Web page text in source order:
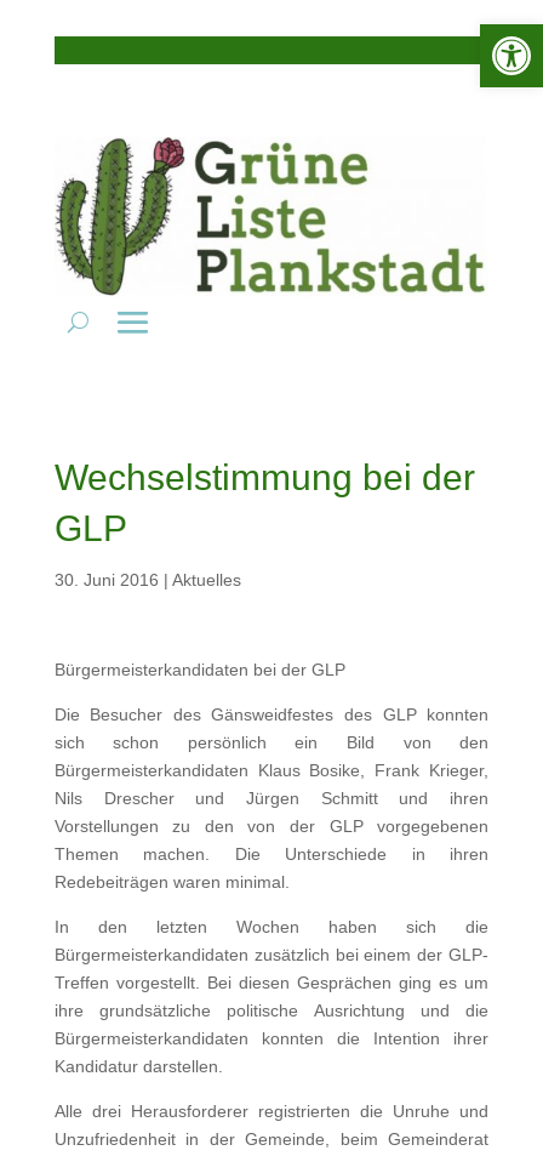
Wechselstimmung bei der
GLP
30. Juni 2016 | Aktuelles
Bürgermeisterkandidaten bei der GLP
Die Besucher des Gänsweidfestes des GLP konnten
sich schon persönlich ein Bild von den
Bürgermeisterkandidaten Klaus Bosike, Frank Krieger,
Nils Drescher und Jürgen Schmitt und ihren
Vorstellungen zu den von der GLP vorgegebenen
Themen machen. Die Unterschiede in ihren
Redebeiträgen waren minimal.
In den letzten Wochen haben sich die
Bürgermeisterkandidaten zusätzlich bei einem der GLP-
Treffen vorgestellt. Bei diesen Gesprächen ging es um
ihre grundsätzliche politische Ausrichtung und die
Bürgermeisterkandidaten konnten die Intention ihrer
Kandidatur darstellen.
Alle drei Herausforderer registrierten die Unruhe und
Unzufriedenheit in der Gemeinde, beim Gemeinderat